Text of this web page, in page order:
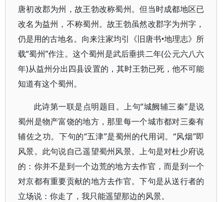
唐初改郡为州，故王勃改称蜀州。但当时成都地区已
改名为益州，不称蜀州。故王勃虽然改郡字为州字，
仍是用的古地名。向来注家均引《旧唐书•地理志》所
载“蜀州”作注。这个蜀州是武后垂拱二年(公元六八六
年)从益州分出四县设置的，其时王勃已死，他不可能
知道有这个蜀州。
此诗第一联是点明题目。上句“城阙辅三秦”是说
蜀州是物产富饶的地方，那里每一个城市都对三秦有
辅佐之功。下句的“五津”是蜀州的代用词。“风烟”即
风景。此句说自己遥望蜀州风景。上句是对杜少府说
的：你并不是到一个边荒的地方去作官，而是到一个
对京都有重要贡献的地方去作官。下句是从送行者的
立场说：你走了，我只能遥望那边的风景。